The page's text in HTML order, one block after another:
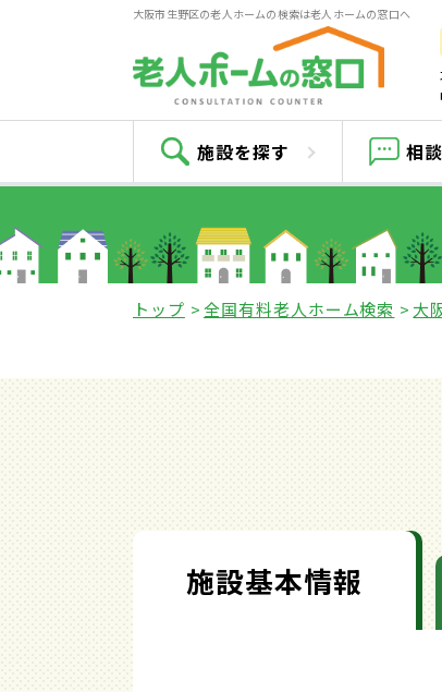
大阪市生野区の老人ホームの検索は老人ホームの窓口へ
施設を探す 相
トップ 全国有料老人ホーム検索 大
施設基本情報